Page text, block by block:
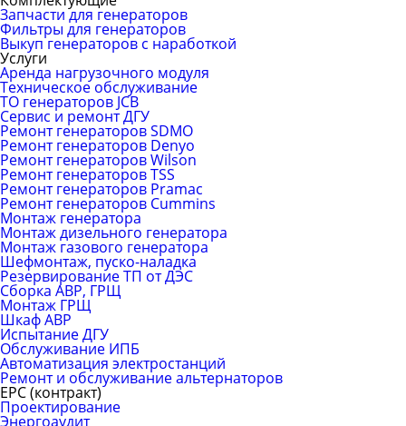
Запчасти для генераторов
Фильтры для генераторов
Выкуп генераторов с наработкой
Услуги
Аренда нагрузочного модуля
Техническое обслуживание
ТО генераторов JCB
Сервис и ремонт ДГУ
Ремонт генераторов SDMO
Ремонт генераторов Denyo
Ремонт генераторов Wilson
Ремонт генераторов TSS
Ремонт генераторов Pramac
Ремонт генераторов Сummins
Монтаж генератора
Монтаж дизельного генератора
Монтаж газового генератора
Шефмонтаж, пуско-наладка
Резервирование ТП от ДЭС
Сборка АВР, ГРЩ
Монтаж ГРЩ
Шкаф АВР
Испытание ДГУ
Обслуживание ИПБ
Автоматизация электростанций
Ремонт и обслуживание альтернаторов
ЕРС (контракт)
Проектирование
Энергоаудит